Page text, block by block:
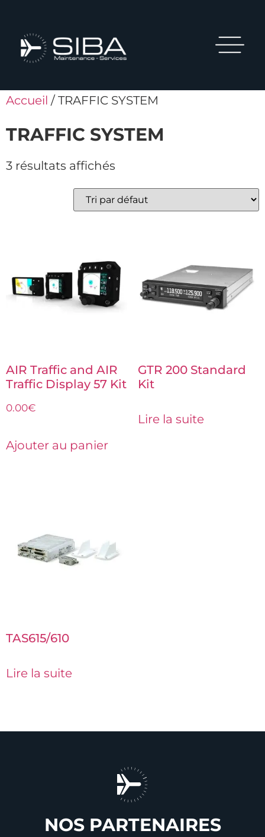
Accueil / TRAFFIC SYSTEM
TRAFFIC SYSTEM
3 résultats affichés
AIR Traffic and AIR
Traffic Display 57 Kit
0.00€
Ajouter au panier
GTR 200 Standard
Kit
Lire la suite
TAS615/610
Lire la suite
NOS PARTENAIRES